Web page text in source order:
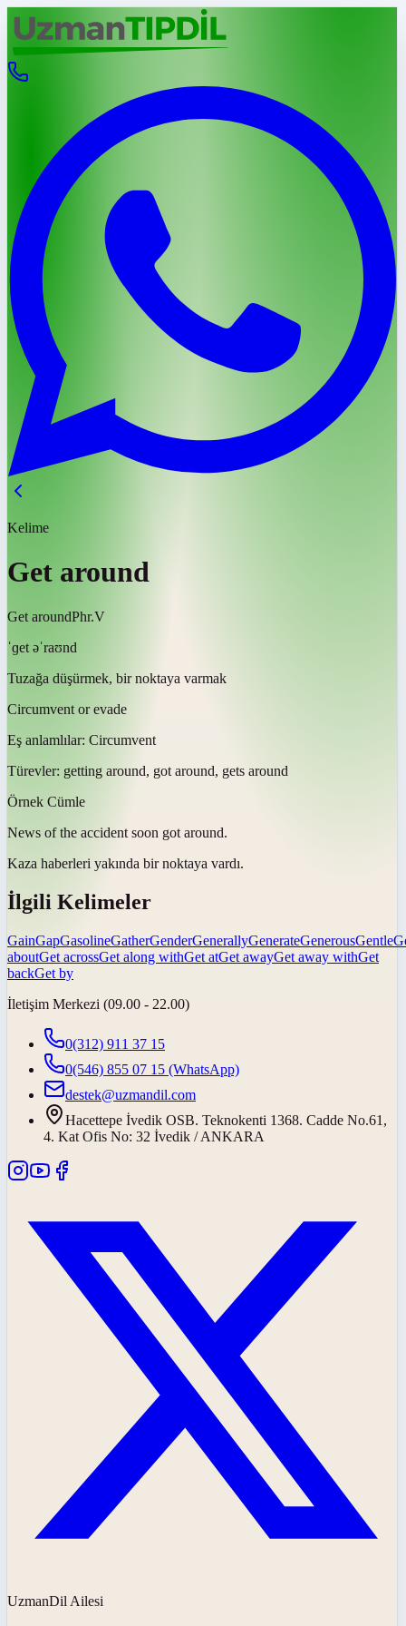
Kelime
Get around
Get aroundPhr.V
ˈɡet əˈraʊnd
Tuzağa düşürmek, bir noktaya varmak
Circumvent or evade
Eş anlamlılar: Circumvent
Türevler: getting around, got around, gets around
Örnek Cümle
News of the accident soon got around.
Kaza haberleri yakında bir noktaya vardı.
İlgili Kelimeler
GainGapGasolineGatherGenderGenerallyGenerateGenerousGentle
aboutGet acrossGet along withGet atGet awayGet away withGet
backGet by
İletişim Merkezi (09.00 - 22.00)
0(312) 911 37 15
0(546) 855 07 15 (WhatsApp)
destek@uzmandil.com
Hacettepe İvedik OSB. Teknokenti 1368. Cadde No.61,
4. Kat Ofis No: 32 İvedik / ANKARA
UzmanDil Ailesi